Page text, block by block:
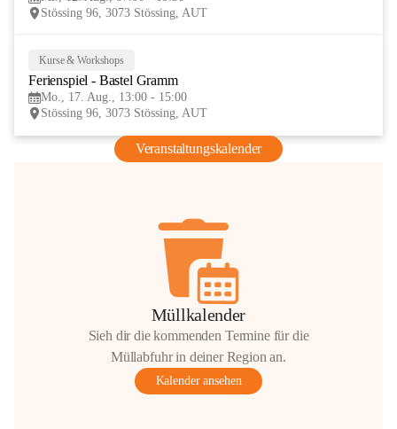
Stössing 96, 3073 Stössing, AUT
Kurse & Workshops
Ferienspiel - Bastel Gramm
Mo., 17. Aug., 13:00 - 15:00
Stössing 96, 3073 Stössing, AUT
Veranstaltungskalender
Müllkalender
Sieh dir die kommenden Termine für die
Müllabfuhr in deiner Region an.
Kalender ansehen